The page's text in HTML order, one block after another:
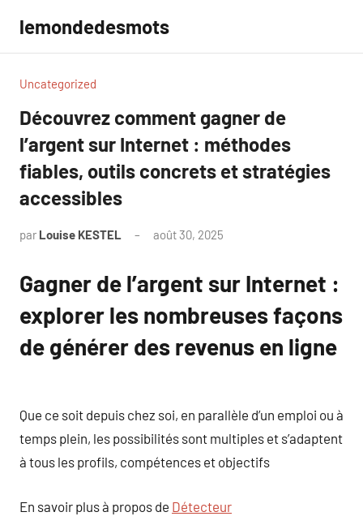
contenu
lemondedesmots
Uncategorized
Découvrez comment gagner de
l’argent sur Internet : méthodes
fiables, outils concrets et stratégies
accessibles
par Louise KESTEL août 30, 2025
Gagner de l’argent sur Internet :
explorer les nombreuses façons
de générer des revenus en ligne
Que ce soit depuis chez soi, en parallèle d’un emploi ou à
temps plein, les possibilités sont multiples et s’adaptent
à tous les profils, compétences et objectifs
En savoir plus à propos de Détecteur